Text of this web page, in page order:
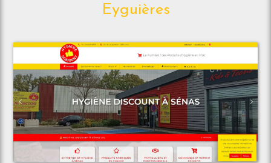
Eyguières
Voir le projet
Espace Discount